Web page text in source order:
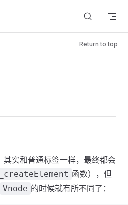
Return to top
其实和普通标签一样，最终都会
_createElement 函数），但
Vnode 的时候就有所不同了：